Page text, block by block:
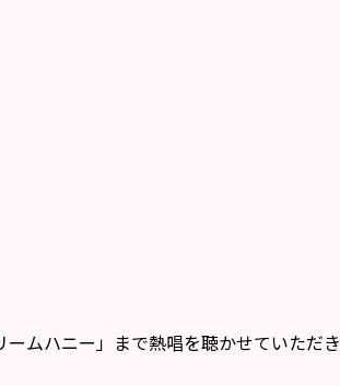
ームハニー」まで熱唱を聴かせていただき